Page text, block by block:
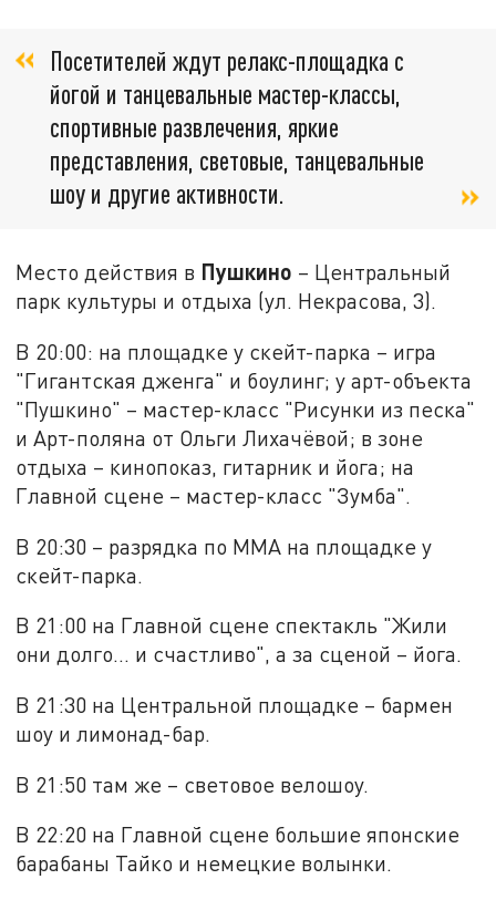
Посетителей ждут релакс-площадка с
йогой и танцевальные мастер-классы,
спортивные развлечения, яркие
представления, световые, танцевальные
шоу и другие активности.
Место действия в Пушкино – Центральный
парк культуры и отдыха (ул. Некрасова, 3).
В 20:00: на площадке у скейт-парка – игра
"Гигантская дженга" и боулинг; у арт-объекта
"Пушкино" – мастер-класс "Рисунки из песка"
и Арт-поляна от Ольги Лихачёвой; в зоне
отдыха – кинопоказ, гитарник и йога; на
Главной сцене – мастер-класс "Зумба".
В 20:30 – разрядка по ММА на площадке у
скейт-парка.
В 21:00 на Главной сцене спектакль "Жили
они долго... и счастливо", а за сценой – йога.
В 21:30 на Центральной площадке – бармен
шоу и лимонад-бар.
В 21:50 там же – световое велошоу.
В 22:20 на Главной сцене большие японские
барабаны Тайко и немецкие волынки.